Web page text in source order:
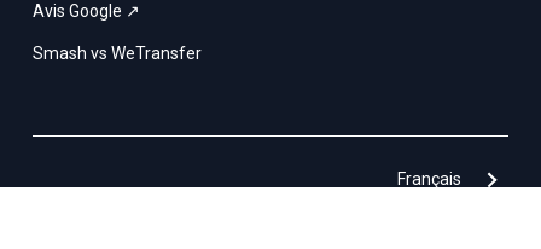
Avis Google ↗
Smash vs WeTransfer
Français